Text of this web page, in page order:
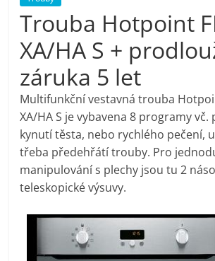
porovnání,
pračky,
televize,
notebooky,
mobilní
telefony,
Trouba Hotpoint
XA/HA S +
záruka 5 let
Multifunkční vestavná trouba
XA/HA S je vybavena 8 programy
kynutí těsta, nebo rychlého pečení,
třeba předehřátí trouby. Pro
manipulování s plechy jsou tu 2
teleskopické výsuvy.